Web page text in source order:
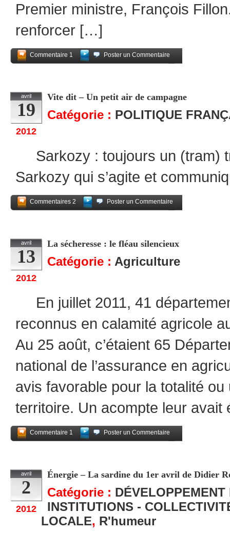
Premier ministre, François
renforcer […]
Commentaire 1
Poster un Commentaire
avril
19
2012
Vite dit – Un petit air de campagne
Catégorie : POLITIQUE
Sarkozy : toujours un (tram)
Sarkozy qui s’agite et
Commentaires 2
Poster un Commentaire
avril
13
2012
La sécheresse : le fléau silencieux
Catégorie : Agriculture
En juillet 2011, 41
reconnus en calamité agricole
Au 25 août, c’étaient 65
national de l’assurance en
avis favorable pour la totalité
territoire. Un acompte leur
Commentaire 1
Poster un Commentaire
avril
2
2012
Énergie – La sardine du 1er avril de Didier
Catégorie :
INSTITUTIONS -
LOCALE, R'humeur